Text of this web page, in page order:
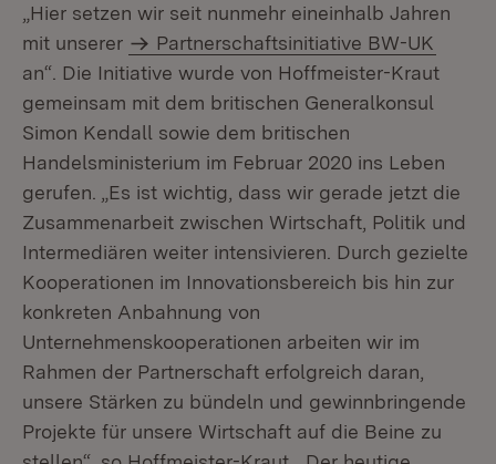
„Hier setzen wir seit nunmehr eineinhalb Jahren
mit unserer
Partnerschaftsinitiative BW-UK
an“. Die Initiative wurde von Hoffmeister-Kraut
gemeinsam mit dem britischen Generalkonsul
Simon Kendall sowie dem britischen
Handelsministerium im Februar 2020 ins Leben
gerufen. „Es ist wichtig, dass wir gerade jetzt die
Zusammenarbeit zwischen Wirtschaft, Politik und
Intermediären weiter intensivieren. Durch gezielte
Kooperationen im Innovationsbereich bis hin zur
konkreten Anbahnung von
Unternehmenskooperationen arbeiten wir im
Rahmen der Partnerschaft erfolgreich daran,
unsere Stärken zu bündeln und gewinnbringende
Projekte für unsere Wirtschaft auf die Beine zu